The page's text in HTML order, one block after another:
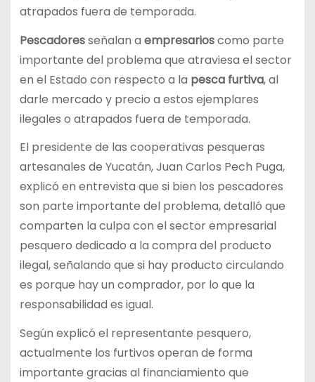
atrapados fuera de temporada.
Pescadoresseñalan a empresarioscomo parte
importante del problema que atraviesa el sector
en el Estado con respecto a la pesca furtiva, al
darle mercado y precio a estos ejemplares
ilegales o atrapados fuera de temporada.
El presidente de las cooperativas pesqueras
artesanales de Yucatán, Juan Carlos Pech Puga,
explicó en entrevista que si bien los pescadores
son parte importante del problema, detalló que
comparten la culpa con el sector empresarial
pesquero dedicado a la compra del producto
ilegal, señalando que si hay producto circulando
es porque hay un comprador, por lo que la
responsabilidad es igual.
Según explicó el representante pesquero,
actualmente los furtivos operan de forma
importante gracias al financiamiento que